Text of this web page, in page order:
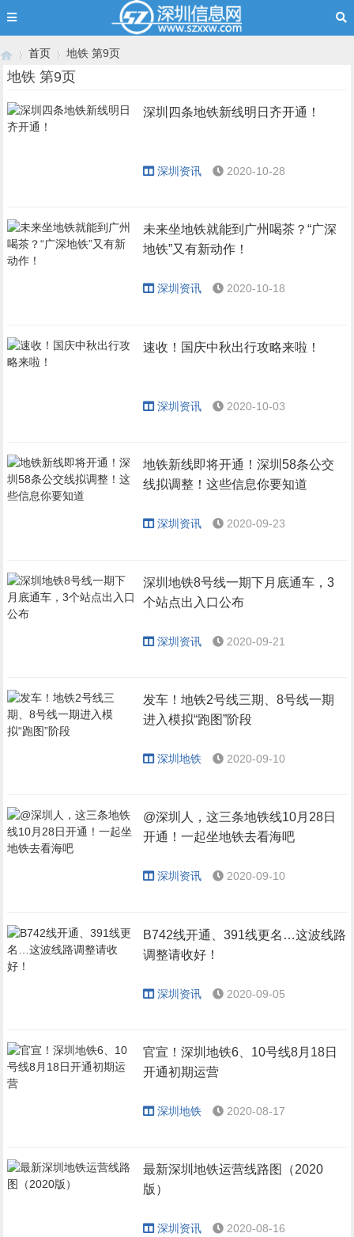
›
首页 地铁 第9页
地铁 第9页
深圳四条地铁新线明日齐开通！
深圳资讯 2020-10-28
未来坐地铁就能到广州喝茶？“广深
地铁”又有新动作！
深圳资讯 2020-10-18
速收！国庆中秋出行攻略来啦！
深圳资讯 2020-10-03
地铁新线即将开通！深圳58条公交
线拟调整！这些信息你要知道
深圳资讯 2020-09-23
深圳地铁8号线一期下月底通车，3
个站点出入口公布
深圳资讯 2020-09-21
发车！地铁2号线三期、8号线一期
进入模拟“跑图”阶段
深圳地铁 2020-09-10
@深圳人，这三条地铁线10月28日
开通！一起坐地铁去看海吧
深圳资讯 2020-09-10
B742线开通、391线更名…这波线路
调整请收好！
深圳资讯 2020-09-05
官宣！深圳地铁6、10号线8月18日
开通初期运营
深圳地铁 2020-08-17
最新深圳地铁运营线路图（2020
版）
深圳资讯 2020-08-16